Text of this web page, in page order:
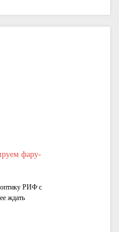
фару-
РИФ с
ждать